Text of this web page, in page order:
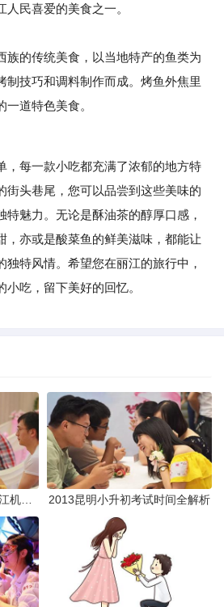
民喜爱的美食之一。
的传统美食，以当地特产的鱼类为
制技巧和调料制作而成。烤鱼外焦里
道特色美食。
每一款小吃都充满了浓郁的地方特
街头巷尾，您可以品尝到这些美味的
特魅力。无论是酥油茶的醇厚口感，
，亦或是酸菜鱼的鲜美滋味，都能让
独特风情。希望您在丽江的旅行中，
吃，留下美好的回忆。
2013昆明小升初考试时间全解析